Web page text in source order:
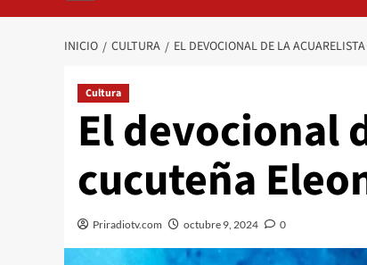
INICIO CULTURA EL DEVOCIONAL DE LA
Cultura
El devocional
cucuteña
Priradiotv.com octubre 9, 2024 0